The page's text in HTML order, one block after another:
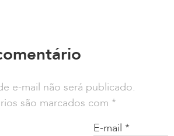
e-mail não será publicado.
são marcados com *
E-mail *